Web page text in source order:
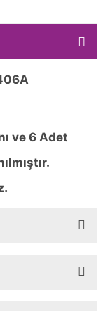
ve 6 Adet